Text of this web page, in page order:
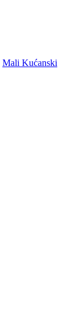
Mali Kućanski